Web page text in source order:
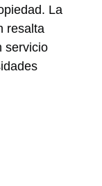
La
resalta
servicio